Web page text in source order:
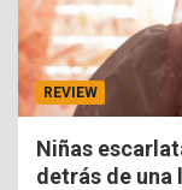
REVIEW
Niñas
detrás de una